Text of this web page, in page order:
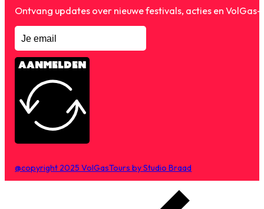
Ontvang updates over nieuwe festivals, acties en
AANMELDEN
@copyright 2025 VolGasTours by Studio Braad